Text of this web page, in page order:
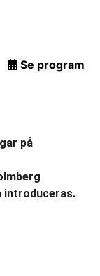
Se program
på
introduceras.